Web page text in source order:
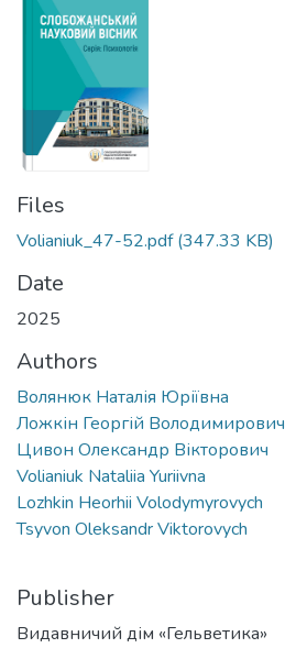
Files
Volianiuk_47-52.pdf(347.33 KB)
Date
2025
Authors
Волянюк Наталія Юріївна
Ложкін Георгій Володимирович
Цивон Олександр Вікторович
Volianiuk Nataliia Yuriivna
Lozhkin Heorhii Volodymyrovych
Tsyvon Oleksandr Viktorovych
Publisher
Видавничий дім «Гельветика»